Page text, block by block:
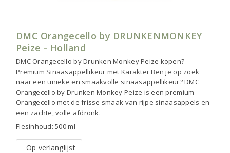
DMC Orangecello by DRUNKENMONKEY
Peize - Holland
DMC Orangecello by Drunken Monkey Peize kopen?
Premium Sinaasappellikeur met Karakter Ben je op zoek
naar een unieke en smaakvolle sinaasappellikeur? DMC
Orangecello by Drunken Monkey Peize is een premium
Orangecello met de frisse smaak van rijpe sinaasappels en
een zachte, volle afdronk.
Flesinhoud: 500 ml
Op verlanglijst